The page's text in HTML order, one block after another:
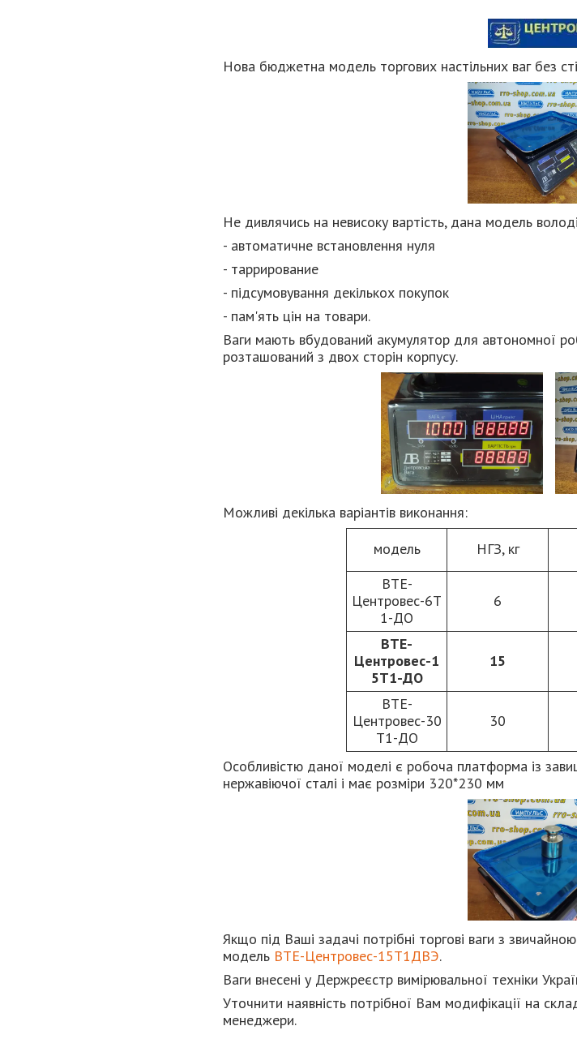
Нова бюджетна модель торгових настільних ваг без
Не дивлячись на невисоку вартість, дана модель
- автоматичне встановлення нуля
- таррирование
- підсумовування декількох покупок
- пам'ять цін на товари.
Ваги мають вбудований акумулятор для автономної
розташований з двох сторін корпусу.
Можливі декілька варіантів виконання:
модель
НГЗ, кг
ВТЕ-
Центровес-6Т
1-ДО
6
ВТЕ-
Центровес-1
5Т1-ДО
15
ВТЕ-
Центровес-30
Т1-ДО
30
Особливістю даної моделі є робоча платформа із
нержавіючої сталі і має розміри 320*230 мм
Якщо під Ваші задачі потрібні торгові ваги з
модель ВТЕ-Центровес-15Т1ДВЭ.
Ваги внесені у Держреєстр вимірювальної техніки
Уточнити наявність потрібної Вам модифікації на
менеджери.